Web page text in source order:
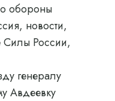
обороны
новости,
России,
генералу
Авдеевку